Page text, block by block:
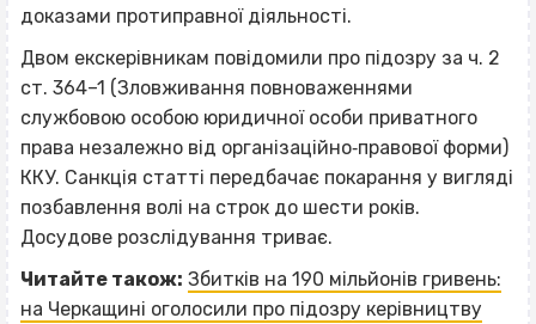
доказами протиправної діяльності.
Двом екскерівникам повідомили про підозру за ч. 2
ст. 364–1 (Зловживання повноваженнями
службовою особою юридичної особи приватного
права незалежно від організаційно‐правової форми)
ККУ. Санкція статті передбачає покарання у вигляді
позбавлення волі на строк до шести років.
Досудове розслідування триває.
Читайте також: Збитків на 190 мільйонів гривень:
на Черкащині оголосили про підозру керівництву